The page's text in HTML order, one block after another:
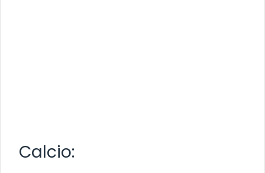
Calcio: